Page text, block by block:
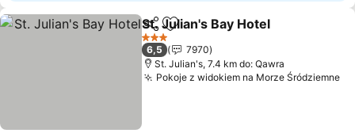
Udostępnij
Dodaj do ulubionych
St. Julian's Bay Hotel
3 Kategoria
6,5
7970
St. Julian's, 7.4 km do: Qawra
Pokoje z widokiem na Morze Śródziemne